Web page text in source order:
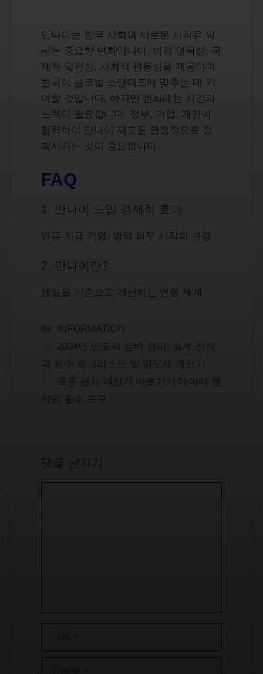
만나이는 한국 사회의 새로운 시작을 알
리는 중요한 변화입니다. 법적 명확성, 국
제적 일관성, 사회적 평등성을 제공하며
한국이 글로벌 스탠더드에 맞추는 데 기
여할 것입니다. 하지만 변화에는 시간과
노력이 필요합니다. 정부, 기업, 개인이
협력하여 만나이 제도를 안정적으로 정
착시키는 것이 중요합니다.
FAQ
1. 만나이 도입 경제적 효과
연금 지급 연령, 병역 의무 시작의 변경
2. 만나이란?
생일을 기준으로 계산하는 연령 체계
카
테
리
INFORMATION
2024년 양도세 완벽 정리: 절세 전략
과 필수 체크리스트 및 양도세 계산기
표준 편차 계산기 바로가기 데이터 분
석의 필수 도구
댓글 남기기